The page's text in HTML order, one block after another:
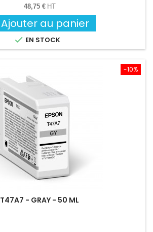
48,75 € HT
Ajouter au panier
 EN STOCK
-10%
T47A7 - GRAY - 50 ML